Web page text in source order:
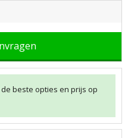
beste opties en prijs op